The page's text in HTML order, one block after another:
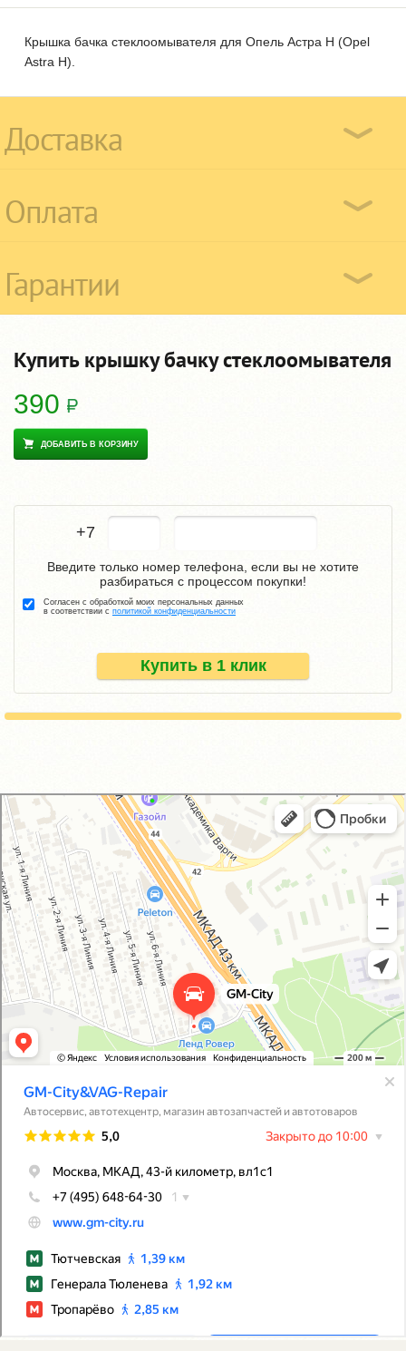
Крышка бачка стеклоомывателя для Опель Астра H (Opel
Astra H).
Доставка
Оплата
Гарантии
Купить крышку бачку стеклоомывателя
390
ДОБАВИТЬ В КОРЗИНУ
+7
Купить в 1 клик
Введите только номер телефона, если вы не хотите
разбираться с процессом покупки!
Согласен с обработкой моих персональных данных
в соответствии с политикой конфиденциальности
GM-City&VAG-Repair
Автосервис, автотехцентр в Москве
Магазин автозапчастей и автотоваров в Москве